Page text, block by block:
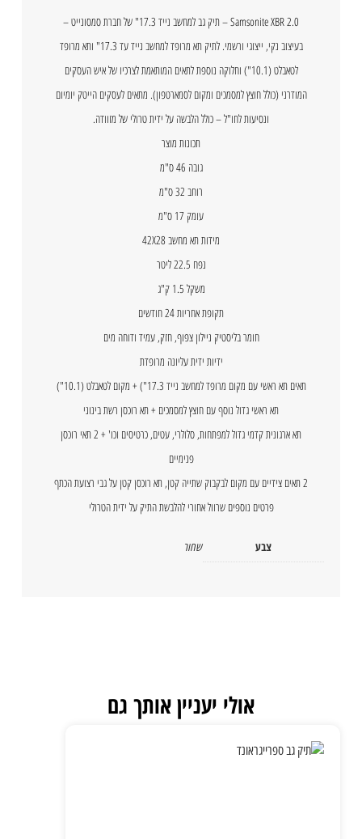
Samsonite XBR 2.0 – תיק גב למחשב נייד 17.3" של חברת סמסונייט –
בעיצוב נקי, ייצוגי ורשמי. לתיק תא מרופד למחשב נייד עד 17.3" ותא מרופד
לטאבלט (10.1") וחלוקה נוספת לתאים המותאמת לצרכיו של איש העסקים
המודרני (כולל חוצץ למסמכים ומקום לסמארטפון). מתאים לעסקים הייטק יומיום
ונסיעות לחו"ל – כולל הלבשה על ידית טרולי של מזוודה.
תכונות מוצר
גובה 46 ס"מ
רוחב 32 ס"מ
עומק 17 ס"מ
מידות תא מחשב 42X28
נפח 22.5 ליטר
משקל 1.5 ק"ג
תקופת אחריות 24 חודשים
חומר בליסטיק ניילון צפוף, חזק, עמיד ודוחה מים
ידיות ידית עליונה מרופדת
תאים תא ראשי עם מקום מרופד למחשב נייד 17.3") + מקום לטאבלט (10.1")
תא ראשי גדול נוסף עם חוצץ למסמכים + תא רוכסן רשת בינוני
תא ארגונית קדמי גדול למפתחות, סלולרי, עטים, כרטיסים וכו' + 2 תאי רוכסן
פנימיים
2 תאים צידיים עם מקום לבקבוק שתייה קטן, תא רוכסן קטן על גבי רצועת הכתף
פרטים נוספים שרוול אחורי להלבשת התיק על ידית הטרולי
צבע שחור
אולי יעניין אותך גם